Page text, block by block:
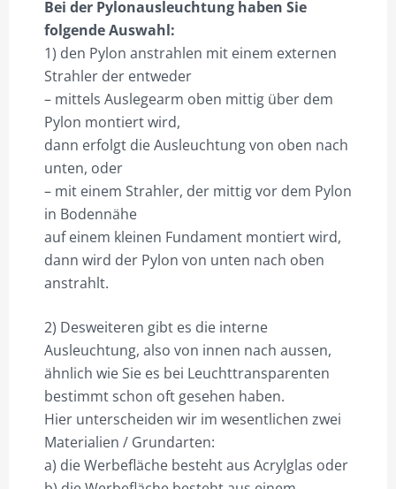
MEIN KONTO
ANMELDEN
ABMELDEN
DATENSCHUTZ
VERSAND & LIEFERUNG
WARENKORB
WIDERRUF
ZAHLUNGSARTEN
Bei der Pylonausleuchtung haben Sie
folgende Auswahl:
1) den Pylon anstrahlen mit einem externen
Strahler der entweder
– mittels Auslegearm oben mittig über dem
Pylon montiert wird,
dann erfolgt die Ausleuchtung von oben nach
unten, oder
– mit einem Strahler, der mittig vor dem Pylon
in Bodennähe
auf einem kleinen Fundament montiert wird,
dann wird der Pylon von unten nach oben
anstrahlt.
2) Desweiteren gibt es die interne
Ausleuchtung, also von innen nach aussen,
ähnlich wie Sie es bei Leuchttransparenten
bestimmt schon oft gesehen haben.
Hier unterscheiden wir im wesentlichen zwei
Materialien / Grundarten:
a) die Werbefläche besteht aus Acrylglas oder